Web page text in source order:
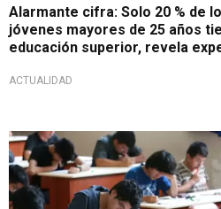
Alarmante cifra: Solo 20 % de
jóvenes mayores de 25 años
educación superior, revela
ACTUALIDAD
Por la jornada electoral